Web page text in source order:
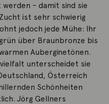
– damit sind sie
ist sehr schwierig
jedoch jede Mühe: Ihr
über Braunbronze bis
Auberginetönen.
unterscheidet sie
Österreich
Schönheiten
Jörg Gellners